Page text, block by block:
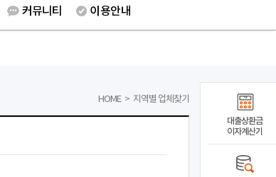
커뮤니티 이용안내
HOME > 지역별 업체찾기
대출상환금
이자계산기